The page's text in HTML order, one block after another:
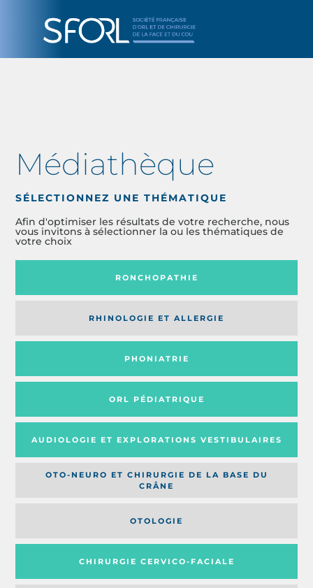
Médiathèque
SÉLECTIONNEZ UNE THÉMATIQUE
Afin d'optimiser les résultats de votre recherche, nous
vous invitons à sélectionner la ou les thématiques de
votre choix
RONCHOPATHIE
RHINOLOGIE ET ALLERGIE
PHONIATRIE
ORL PÉDIATRIQUE
AUDIOLOGIE ET EXPLORATIONS VESTIBULAIRES
OTO-NEURO ET CHIRURGIE DE LA BASE DU
CRÂNE
OTOLOGIE
CHIRURGIE CERVICO-FACIALE